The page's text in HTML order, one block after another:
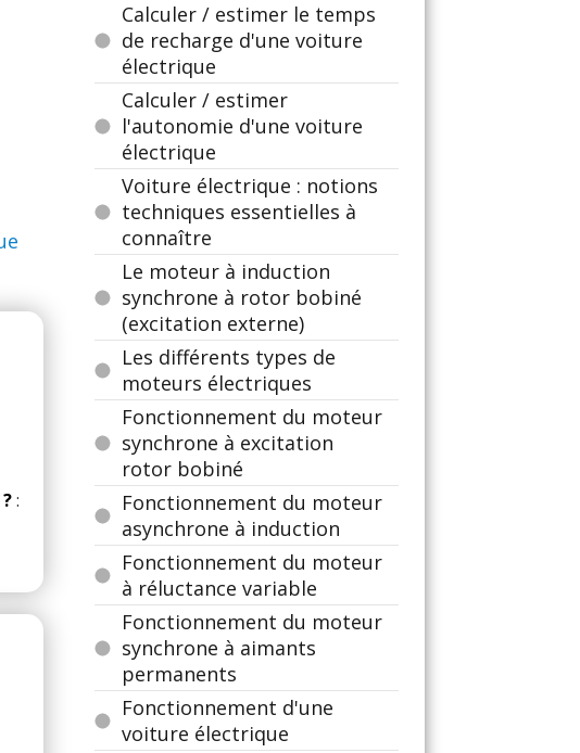
:
Calculer / estimer le temps
de recharge d'une voiture
électrique
Calculer / estimer
l'autonomie d'une voiture
électrique
Voiture électrique : notions
techniques essentielles à
connaître
Le moteur à induction
synchrone à rotor bobiné
(excitation externe)
Les différents types de
moteurs électriques
Fonctionnement du moteur
synchrone à excitation
rotor bobiné
Fonctionnement du moteur
asynchrone à induction
Fonctionnement du moteur
à réluctance variable
Fonctionnement du moteur
synchrone à aimants
permanents
Fonctionnement d'une
voiture électrique